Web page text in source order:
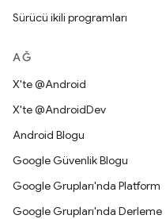
Sürücü ikili programları
AĞ
X'te @Android
X'te @AndroidDev
Android Blogu
Google Güvenlik Blogu
Google Grupları'nda Platform
Google Grupları'nda Derleme